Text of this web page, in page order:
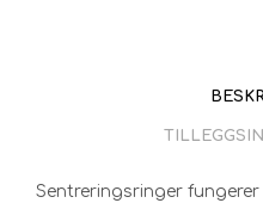
Sentreringsringer